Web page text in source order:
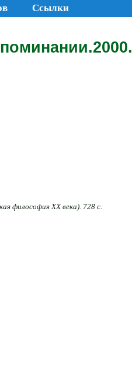
Ссылки
философия XX века). 728 с.